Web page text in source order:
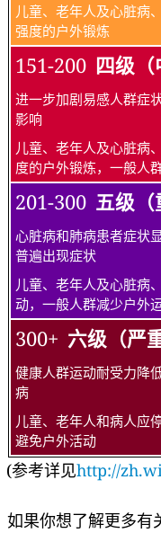
儿童、老年人及心脏病
强度的户外锻炼
151-200 四级（
进一步加剧易感人群症
影响
儿童、老年人及心脏病
度的户外锻炼，一般人
201-300 五级（
心脏病和肺病患者症状
普遍出现症状
儿童、老年人及心脏病
动，一般人群减少户外
300+ 六级（严
健康人群运动耐受力降
病
儿童、老年人和病人应
避免户外活动
(参考详见http://
如果你想了解更多有